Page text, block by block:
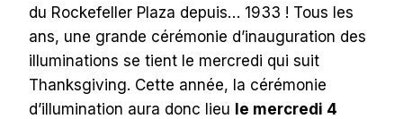
du Rockefeller Plaza depuis… 1933 ! Tous les
ans, une grande cérémonie d’inauguration des
illuminations se tient le mercredi qui suit
Thanksgiving. Cette année, la cérémonie
d’illumination aura donc lieu le mercredi 4